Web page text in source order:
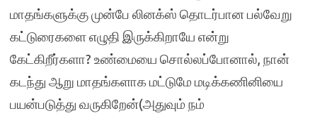
மாதங்களுக்கு முன்பே லினக்ஸ் தொடர்பான பல்வேறு
கட்டுரைகளை எழுதி இருக்கிறாயே என்று
கேட்கிறீர்களா? உண்மையை சொல்லப்போனால், நான்
கடந்து ஆறு மாதங்களாக மட்டுமே மடிக்கணினியை
பயன்படுத்து வருகிறேன்(அதுவும் நம்